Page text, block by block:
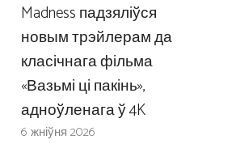
Madness падзяліўся
новым трэйлерам да
класічнага фільма
«Вазьмі ці пакінь»,
адноўленага ў 4K
6 жніўня 2026